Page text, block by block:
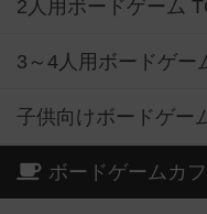
2人用ボードゲーム
3～4人用ボードゲー
子供向けボードゲー
ボードゲームカ